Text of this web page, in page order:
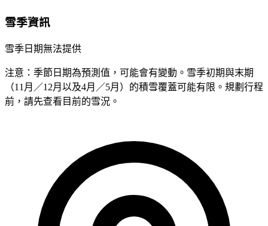
雪季資訊
雪季日期無法提供
注意：季節日期為預測值，可能會有變動。雪季初期與末期
（11月／12月以及4月／5月）的積雪覆蓋可能有限。規劃行程
前，請先查看目前的雪況。